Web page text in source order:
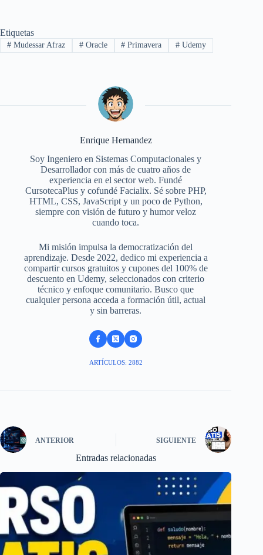
Etiquetas
#Mudessar Afraz #Oracle # Primavera # Udemy
Enrique Hernandez
Soy Ingeniero en Sistemas Computacionales y
Desarrollador con más de cuatro años de
experiencia en el sector web. Fundé
CursotecaPlus y cofundé Facialix. Sé sobre PHP,
HTML, CSS, JavaScript y un poco de Python,
siempre con visión de futuro y humor veloz
cuando toca.
Mi misión impulsa la democratización del
aprendizaje. Desde 2022, dedico mi experiencia a
compartir cursos gratuitos y cupones del 100% de
descuento en Udemy, seleccionados con criterio
técnico y enfoque comunitario. Busco que
cualquier persona acceda a formación útil, actual
y sin barreras.
ARTÍCULOS: 2882
ANTERIOR SIGUIENTE
Entradas relacionadas